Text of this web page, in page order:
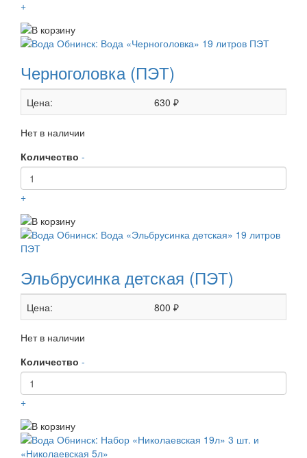
+
Черноголовка (ПЭТ)
Цена: 630 ₽
Нет в наличии
Количество -
+
Эльбрусинка детская (ПЭТ)
Цена: 800 ₽
Нет в наличии
Количество -
+